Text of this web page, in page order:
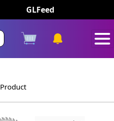
GLFeed
Product